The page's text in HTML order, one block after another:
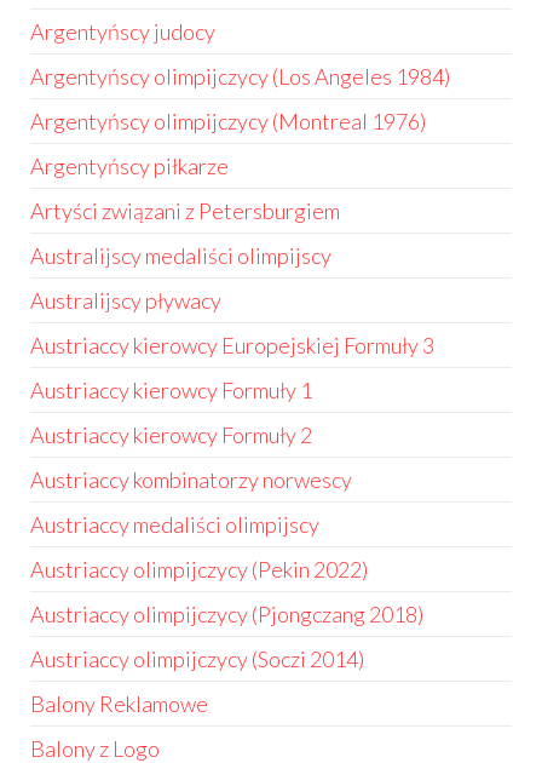
Argentyńscy judocy
Argentyńscy olimpijczycy (Los Angeles 1984)
Argentyńscy olimpijczycy (Montreal 1976)
Argentyńscy piłkarze
Artyści związani z Petersburgiem
Australijscy medaliści olimpijscy
Australijscy pływacy
Austriaccy kierowcy Europejskiej Formuły 3
Austriaccy kierowcy Formuły 1
Austriaccy kierowcy Formuły 2
Austriaccy kombinatorzy norwescy
Austriaccy medaliści olimpijscy
Austriaccy olimpijczycy (Pekin 2022)
Austriaccy olimpijczycy (Pjongczang 2018)
Austriaccy olimpijczycy (Soczi 2014)
Balony Reklamowe
Balony z Logo